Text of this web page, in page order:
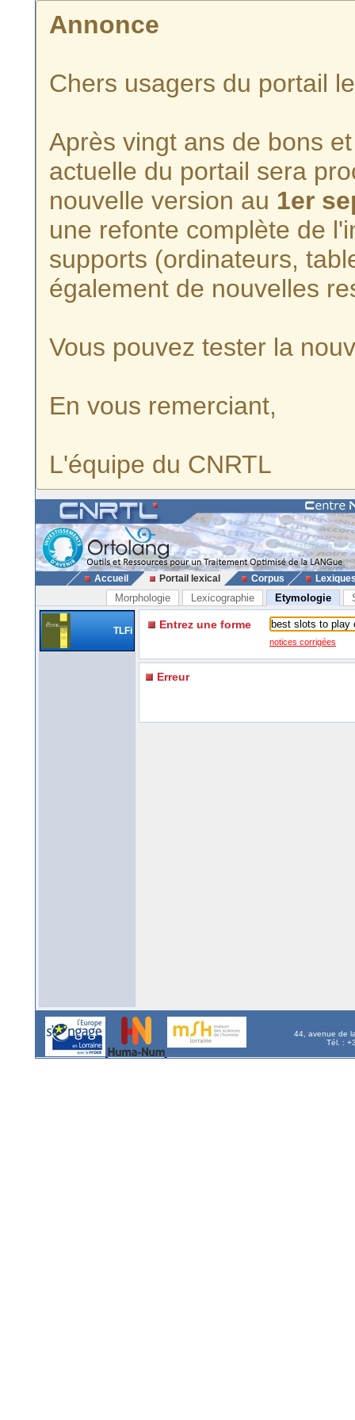
Annonce
Chers usagers du portail
Après vingt ans de bons
actuelle du portail sera
nouvelle version au 1er
une refonte complète de
supports (ordinateurs,
également de nouvelles
Vous pouvez tester la
En vous remerciant,
L'équipe du CNRTL
Accueil Portail lexical Corpus
Morphologie Lexicographie Etymologie
TLFi Entrez une forme
notices corrigées
Erreur
44, avenue de
Tél. :